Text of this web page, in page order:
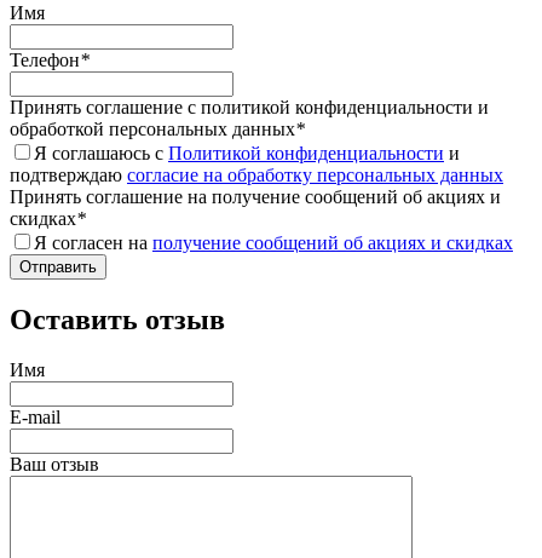
Имя
Телефон*
Принять соглашение с политикой конфиденциальности и
обработкой персональных данных*
Я соглашаюсь с Политикой конфиденциальности и
подтверждаю согласие на обработку персональных данных
Принять соглашение на получение сообщений об акциях и
скидках*
Я согласен на получение сообщений об акциях и скидках
Оставить отзыв
Имя
E-mail
Ваш отзыв